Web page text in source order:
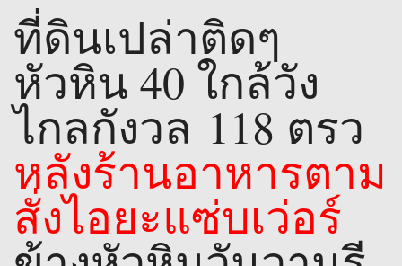
ที่ดินเปล่าติดๆ
หัวหิน 40 ใกล้วัง
ไกลกังวล 118 ตรว
หลังร้านอาหารตาม
สั่งไอยะแซ่บเว่อร์